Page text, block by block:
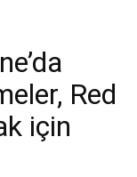
Red
için